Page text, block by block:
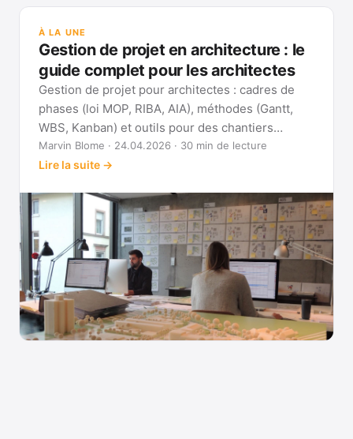
À LA UNE
Gestion de projet en architecture : le
guide complet pour les architectes
Gestion de projet pour architectes : cadres de
phases (loi MOP, RIBA, AIA), méthodes (Gantt,
WBS, Kanban) et outils pour des chantiers
réellement pilotables.
Marvin Blome · 24.04.2026 · 30 min de lecture
Lire la suite →